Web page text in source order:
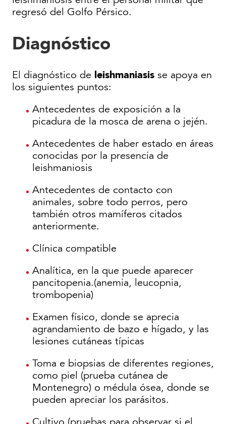
regresó del Golfo Pérsico.
Diagnóstico
El diagnóstico de leishmaniasis se apoya en
los siguientes puntos:
Antecedentes de exposición a la
picadura de la mosca de arena o jején.
Antecedentes de haber estado en áreas
conocidas por la presencia de
leishmaniosis
Antecedentes de contacto con
animales, sobre todo perros, pero
también otros mamíferos citados
anteriormente.
Clínica compatible
Analítica, en la que puede aparecer
pancitopenia.(anemia, leucopnia,
trombopenia)
Examen físico, donde se aprecia
agrandamiento de bazo e hígado, y las
lesiones cutáneas típicas
Toma e biopsias de diferentes regiones,
como piel (prueba cutánea de
Montenegro) o médula ósea, donde se
pueden apreciar los parásitos.